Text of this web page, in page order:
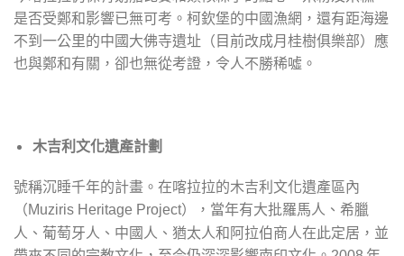
是否受鄭和影響已無可考。柯欽堡的中國漁網，還有距海邊
不到一公里的中國大佛寺遺址（目前改成月桂樹俱樂部）應
也與鄭和有關，卻也無從考證，令人不勝稀噓。
木吉利文化遺產計劃
號稱沉睡千年的計畫。在喀拉拉的木吉利文化遺產區內
（Muziris Heritage Project），當年有大批羅馬人、希臘
人、葡萄牙人、中國人、猶太人和阿拉伯商人在此定居，並